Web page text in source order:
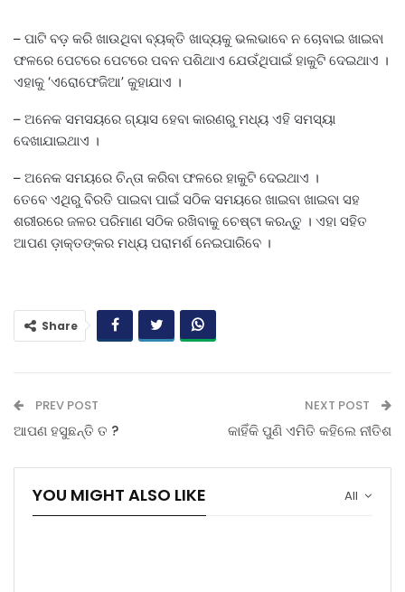
– ପାଟି ବଡ଼ କରି ଖାଉଥିବା ବ୍ୟକ୍ତି ଖାଦ୍ୟକୁ ଭଲଭାବେ ନ ଚୋବାଇ ଖାଇବା
ଫଳରେ ପେଟରେ ପେଟରେ ପବନ ପଶିଥାଏ ଯେଉଁଥିପାଇଁ ହାକୁଟି ଦେଇଥାଏ ।
ଏହାକୁ ‘ଏରୋଫେଜିଆ’ କୁହାଯାଏ ।
– ଅନେକ ସମସୟରେ ଗ୍ୟାସ ହେବା କାରଣରୁ ମଧ୍ୟ ଏହି ସମସ୍ୟା
ଦେଖାଯାଇଥାଏ ।
– ଅନେକ ସମୟରେ ଚିନ୍ତା କରିବା ଫଳରେ ହାକୁଟି ଦେଇଥାଏ ।
ତେବେ ଏଥିରୁ ବିରତି ପାଇବା ପାଇଁ ସଠିକ ସମୟରେ ଖାଇବା ଖାଇବା ସହ
ଶରୀରରେ ଜଳର ପରିମାଣ ସଠିକ ରଖିବାକୁ ଚେଷ୍ଟା କରନ୍ତୁ । ଏହା ସହିତ
ଆପଣ ଡ଼ାକ୍ତଙ୍କର ମଧ୍ୟ ପରାମର୍ଶ ନେଇପାରିବେ ।
Share
PREV POST
ଆପଣ ହସୁଛନ୍ତି ତ ?
NEXT POST
କାହିଁକି ପୁଣି ଏମିତି କହିଲେ ନୀତିଶ
All
YOU MIGHT ALSO LIKE